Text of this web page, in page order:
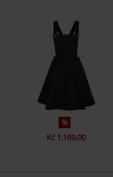
%
Kč 1.169,00